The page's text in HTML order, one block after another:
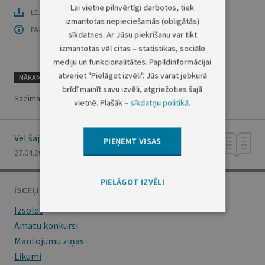
LEJUPLĀDĒT LAIDIENU (PDF)
PAR OFICIĀLO IZDEVUMU
NĀKAMAIS
Saeimā gaida svētkus un jauno valdību
Vēl šajā numurā
27.04.2000., Nr. 148/150
ĪSCEĻI
Izsoles
Amatu konkursi
Mantojumu ziņas
Likumi
Lai vietne pilnvērtīgi darbotos, tiek
izmantotas nepieciešamās (obligātās)
sīkdatnes. Ar Jūsu piekrišanu var tikt
izmantotas vēl citas – statistikas, sociālo
mediju un funkcionalitātes. Papildinformācijai
atveriet "Pielāgot izvēli". Jūs varat jebkurā
brīdī mainīt savu izvēli, atgriežoties šajā
vietnē. Plašāk –sīkdatņu politikā.
PIEŅEMT VISAS
PIELĀGOT IZVĒLI